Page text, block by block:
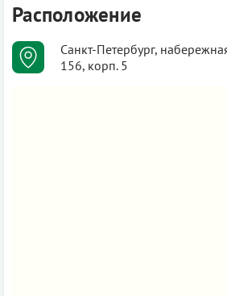
Расположение
Санкт-Петербург,
156, корп. 5